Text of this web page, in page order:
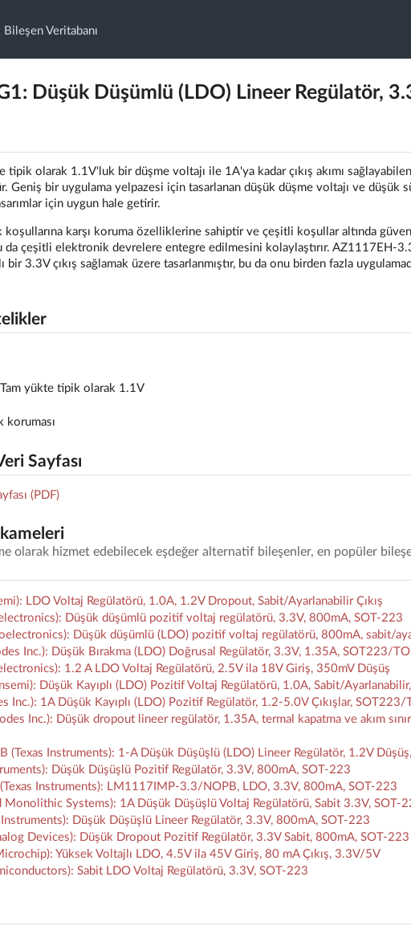
Veritabanı
Düşük Düşümlü (LDO) Lineer Regülatör,
olarak 1.1V'luk bir düşme voltajı ile 1A'ya kadar çıkış akımı
Geniş bir uygulama yelpazesi için tasarlanan düşük düşme voltajı ve düşük
için uygun hale getirir.
koşullarına karşı koruma özelliklerine sahiptir ve çeşitli koşullar altında
da çeşitli elektronik devrelere entegre edilmesini kolaylaştırır. AZ1117EH-
bir 3.3V çıkış sağlamak üzere tasarlanmıştır, bu da onu birden fazla
yükte tipik olarak 1.1V
koruması
Sayfası
(PDF)
olarak hizmet edebilecek eşdeğer alternatif bileşenler, en popüler
LDO Voltaj Regülatörü, 1.0A, 1.2V Dropout, Sabit/Ayarlanabilir Çıkış
Düşük düşümlü pozitif voltaj regülatörü, 3.3V, 800mA, SOT-223
Düşük düşümlü (LDO) pozitif voltaj regülatörü, 800mA, sabit/
Inc.): Düşük Bırakma (LDO) Doğrusal Regülatör, 3.3V, 1.35A, SOT223/
1.2 A LDO Voltaj Regülatörü, 2.5V ila 18V Giriş, 350mV Düşüş
Düşük Kayıplı (LDO) Pozitif Voltaj Regülatörü, 1.0A, Sabit/
Inc.): 1A Düşük Kayıplı (LDO) Pozitif Regülatör, 1.2-5.0V Çıkışlar, SOT223/
Inc.): Düşük dropout lineer regülatör, 1.35A, termal kapatma ve akım
Instruments): 1-A Düşük Düşüşlü (LDO) Lineer Regülatör, 1.2V
Düşük Düşüşlü Pozitif Regülatör, 3.3V, 800mA, SOT-223
Instruments): LM1117IMP-3.3/NOPB, LDO, 3.3V, 800mA, SOT-223
Systems): 1A Düşük Düşüşlü Voltaj Regülatörü, Sabit 3.3V,
Düşük Düşüşlü Lineer Regülatör, 3.3V, 800mA, SOT-223
Devices): Düşük Dropout Pozitif Regülatör, 3.3V Sabit, 800mA, SOT-223
Yüksek Voltajlı LDO, 4.5V ila 45V Giriş, 80 mA Çıkış, 3.3V/5V
Sabit LDO Voltaj Regülatörü, 3.3V, SOT-223